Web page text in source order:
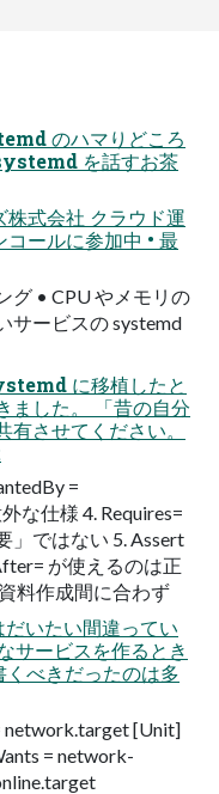
のハマりどころ
を話すお茶
株式会社 クラウド運
ールに参加中 • 最
グ • CPU やメモリの
サービスの systemd
に移植したと
ました。 「昔の自分
させてください。
=
な仕様 4. Requires=
」ではない 5. Assert
が使えるのは正
料作成間に合わず
いたい間違ってい
サービスを作るとき
べきだったのは多
network.target [Unit]
= network-